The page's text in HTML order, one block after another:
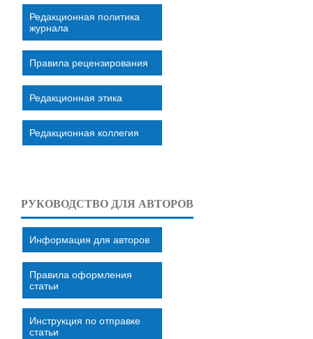
Редакционная политика
журнала
Правила рецензирования
Редакционная этика
Редакционная коллегия
РУКОВОДСТВО ДЛЯ АВТОРОВ
Информация для авторов
Правила оформления
статьи
Инструкция по отправке
статьи